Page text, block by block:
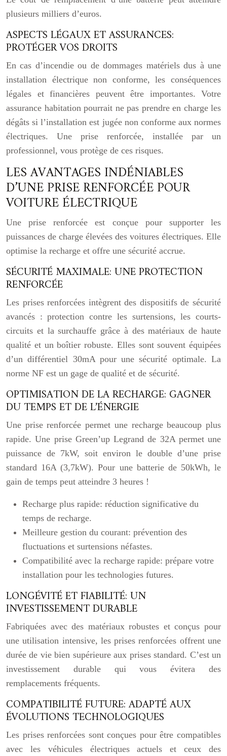
plusieurs milliers d’euros.
ASPECTS LÉGAUX ET ASSURANCES:
PROTÉGER VOS DROITS
En cas d’incendie ou de dommages matériels dus à une
installation électrique non conforme, les conséquences
légales et financières peuvent être importantes. Votre
assurance habitation pourrait ne pas prendre en charge les
dégâts si l’installation est jugée non conforme aux normes
électriques. Une prise renforcée, installée par un
professionnel, vous protège de ces risques.
LES AVANTAGES INDÉNIABLES
D’UNE PRISE RENFORCÉE POUR
VOITURE ÉLECTRIQUE
Une prise renforcée est conçue pour supporter les
puissances de charge élevées des voitures électriques. Elle
optimise la recharge et offre une sécurité accrue.
SÉCURITÉ MAXIMALE: UNE PROTECTION
RENFORCÉE
Les prises renforcées intègrent des dispositifs de sécurité
avancés : protection contre les surtensions, les courts-
circuits et la surchauffe grâce à des matériaux de haute
qualité et un boîtier robuste. Elles sont souvent équipées
d’un différentiel 30mA pour une sécurité optimale. La
norme NF est un gage de qualité et de sécurité.
OPTIMISATION DE LA RECHARGE: GAGNER
DU TEMPS ET DE L’ÉNERGIE
Une prise renforcée permet une recharge beaucoup plus
rapide. Une prise Green’up Legrand de 32A permet une
puissance de 7kW, soit environ le double d’une prise
standard 16A (3,7kW). Pour une batterie de 50kWh, le
gain de temps peut atteindre 3 heures !
Recharge plus rapide: réduction significative du
temps de recharge.
Meilleure gestion du courant: prévention des
fluctuations et surtensions néfastes.
Compatibilité avec la recharge rapide: prépare votre
installation pour les technologies futures.
LONGÉVITÉ ET FIABILITÉ: UN
INVESTISSEMENT DURABLE
Fabriquées avec des matériaux robustes et conçus pour
une utilisation intensive, les prises renforcées offrent une
durée de vie bien supérieure aux prises standard. C’est un
investissement durable qui vous évitera des
remplacements fréquents.
COMPATIBILITÉ FUTURE: ADAPTÉ AUX
ÉVOLUTIONS TECHNOLOGIQUES
Les prises renforcées sont conçues pour être compatibles
avec les véhicules électriques actuels et ceux des